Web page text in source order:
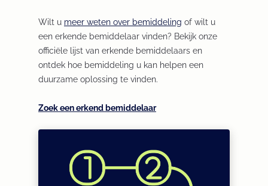
Wilt u meer weten over bemiddeling of wilt u
een erkende bemiddelaar vinden? Bekijk onze
officiële lijst van erkende bemiddelaars en
ontdek hoe bemiddeling u kan helpen een
duurzame oplossing te vinden.
Zoek een erkend bemiddelaar